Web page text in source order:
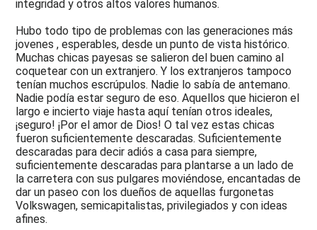
integridad y otros altos valores humanos.
Hubo todo tipo de problemas con las generaciones más
jovenes , esperables, desde un punto de vista histórico.
Muchas chicas payesas se salieron del buen camino al
coquetear con un extranjero. Y los extranjeros tampoco
tenían muchos escrúpulos. Nadie lo sabía de antemano.
Nadie podía estar seguro de eso. Aquellos que hicieron el
largo e incierto viaje hasta aquí tenían otros ideales,
¡seguro! ¡Por el amor de Dios! O tal vez estas chicas
fueron suficientemente descaradas. Suficientemente
descaradas para decir adiós a casa para siempre,
suficientemente descaradas para plantarse a un lado de
la carretera con sus pulgares moviéndose, encantadas de
dar un paseo con los dueños de aquellas furgonetas
Volkswagen, semicapitalistas, privilegiados y con ideas
afines.